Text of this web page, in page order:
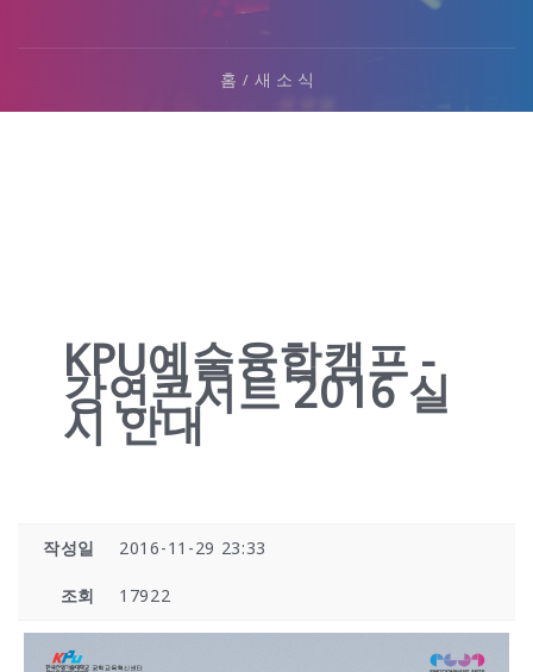
홈 새 소 식
KPU예술융합캠프 -
강연콘서트 2016 실
시 안내
작성일 2016-11-29 23:33
조회 17922